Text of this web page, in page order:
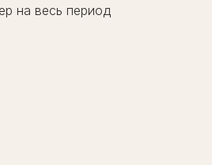
на весь период